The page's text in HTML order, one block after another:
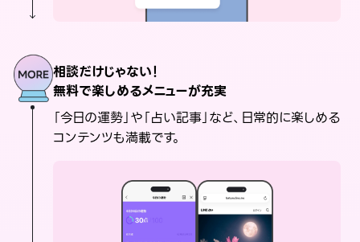
相談だけじゃない！
無料で楽しめるメニューが充実
「今日の運勢」や「占い記事」など、日常的に楽しめる
コンテンツも満載です。